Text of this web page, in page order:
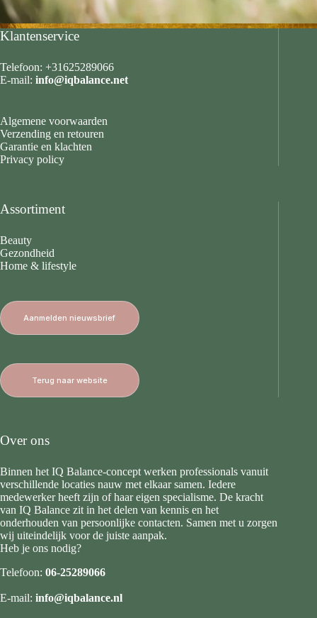
Klantenservice
Telefoon: +31625289066
E-mail: info@iqbalance.net
Algemene voorwaarden
Verzending en retouren
Garantie en klachten
Privacy policy
Assortiment
Beauty
Gezondheid
Home & lifestyle
Aanmelden nieuwsbrief
Terug naar website
Over ons
Binnen het IQ Balance-concept werken professionals vanuit
verschillende locaties nauw met elkaar samen. Iedere
medewerker heeft zijn of haar eigen specialisme. De kracht
van IQ Balance zit in het delen van kennis en het
onderhouden van persoonlijke contacten. Samen met u zorgen
wij uiteindelijk voor de juiste aanpak.
Heb je ons nodig?
Telefoon: 06-25289066
E-mail: info@iqbalance.nl